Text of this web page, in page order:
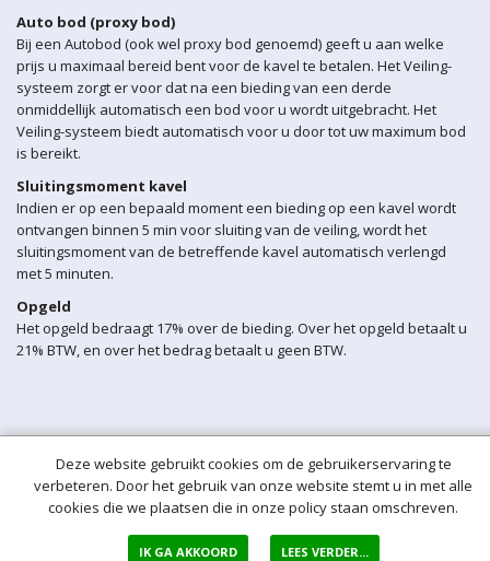
Auto bod (proxy bod)
Bij een Autobod (ook wel proxy bod genoemd) geeft u aan welke
prijs u maximaal bereid bent voor de kavel te betalen. Het Veiling-
systeem zorgt er voor dat na een bieding van een derde
onmiddellijk automatisch een bod voor u wordt uitgebracht. Het
Veiling-systeem biedt automatisch voor u door tot uw maximum bod
is bereikt.
Sluitingsmoment kavel
Indien er op een bepaald moment een bieding op een kavel wordt
ontvangen binnen 5 min voor sluiting van de veiling, wordt het
sluitingsmoment van de betreffende kavel automatisch verlengd
met 5 minuten.
Opgeld
Het opgeld bedraagt 17% over de bieding. Over het opgeld betaalt u
21% BTW, en over het bedrag betaalt u geen BTW.
Deze website gebruikt cookies om de gebruikerservaring te
verbeteren. Door het gebruik van onze website stemt u in met alle
cookies die we plaatsen die in onze policy staan omschreven.
IK GA AKKOORD LEES VERDER...